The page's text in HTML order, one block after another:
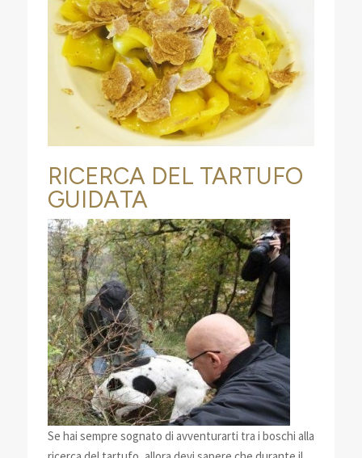
RICERCA DEL TARTUFO
GUIDATA
Se hai sempre sognato di avventurarti tra i boschi alla